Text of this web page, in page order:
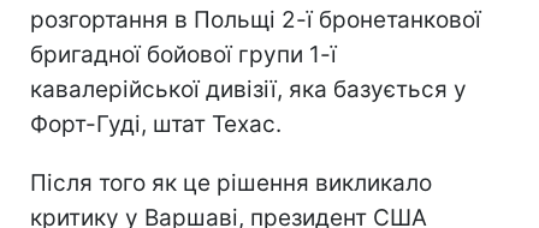
розгортання в Польщі 2-ї бронетанкової
бригадної бойової групи 1-ї
кавалерійської дивізії, яка базується у
Форт-Гуді, штат Техас.
Після того як це рішення викликало
критику у Варшаві, президент США